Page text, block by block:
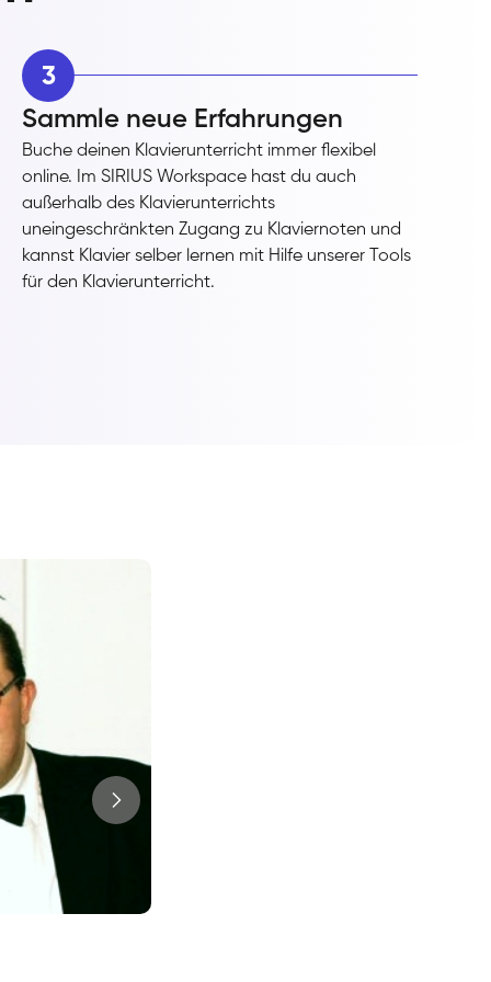
3
Sammle neue Erfahrungen
Buche deinen Klavierunterricht immer flexibel
online. Im SIRIUS Workspace hast du auch
außerhalb des Klavierunterrichts
uneingeschränkten Zugang zu Klaviernoten und
kannst Klavier selber lernen mit Hilfe unserer Tools
für den Klavierunterricht.